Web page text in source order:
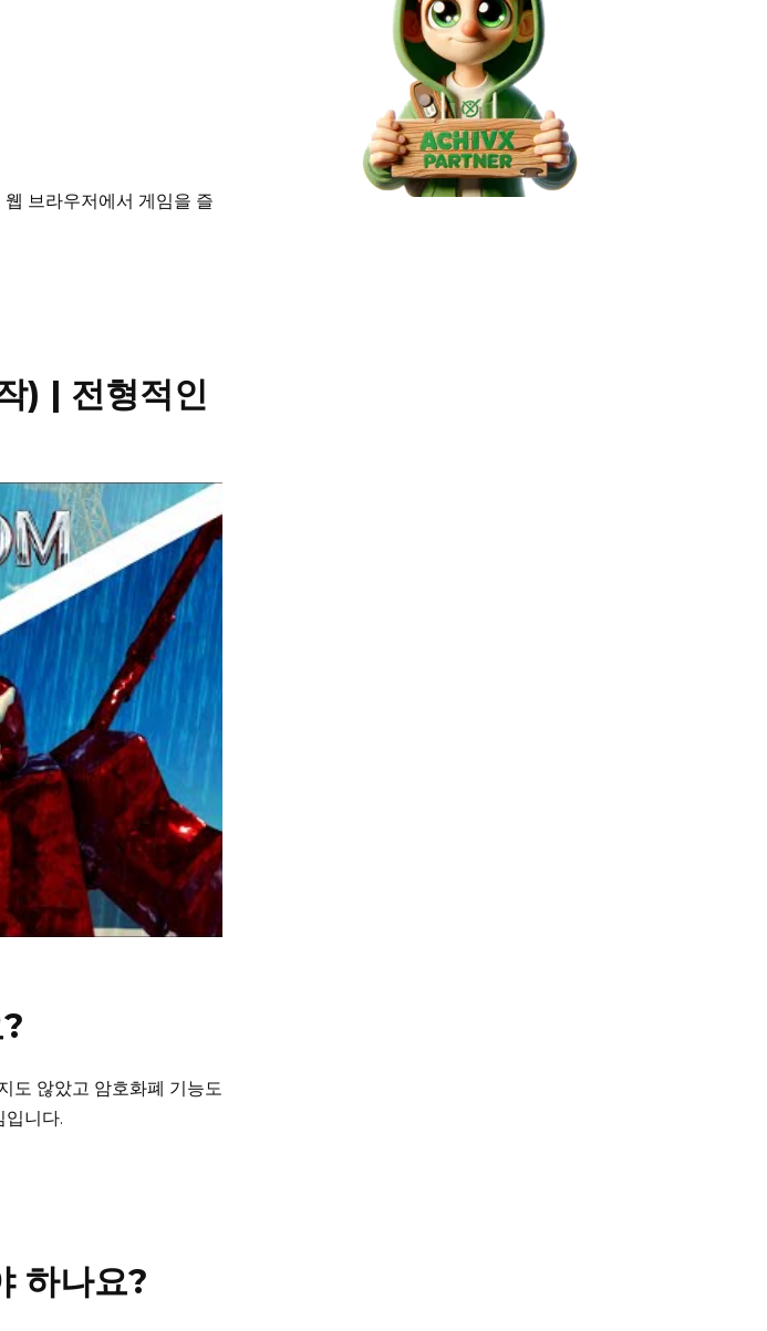
브라우저에서 게임을 즐
) | 전형적인
도 않았고 암호화폐 기능도
니다.
하나요?